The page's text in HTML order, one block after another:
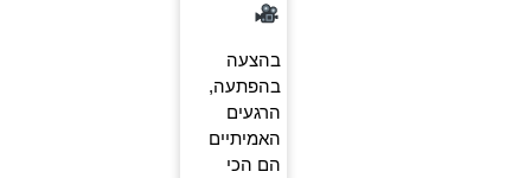
בהצעה
בהפתעה,
הרגעים
האמיתיים
הם הכי